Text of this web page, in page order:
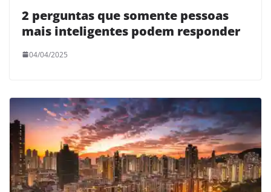
2 perguntas que somente pessoas
mais inteligentes podem responder
04/04/2025